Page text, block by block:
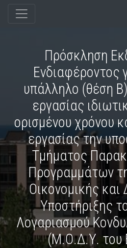
Πρόσκληση
Ενδιαφέροντος
υπάλληλο (θέση
εργασίας
ορισμένου χρόνου
εργασίας την
Τμήματος
Προγραμμάτων
Οικονομικής και
Υποστήριξης
Λογαριασμού
(Μ.Ο.Δ.Υ. του